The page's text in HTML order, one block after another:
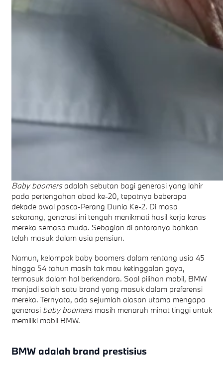
Baby boomersadalah sebutan bagi generasi yang lahir
pada pertengahan abad ke-20, tepatnya beberapa
dekade awal pasca-Perang Dunia Ke-2. Di masa
sekarang, generasi ini tengah menikmati hasil kerja keras
mereka semasa muda. Sebagian di antaranya bahkan
telah masuk dalam usia pensiun.
Namun, kelompok baby boomers dalam rentang usia 45
hingga 54 tahun masih tak mau ketinggalan gaya,
termasuk dalam hal berkendara. Soal pilihan mobil, BMW
menjadi salah satu brand yang masuk dalam preferensi
mereka. Ternyata, ada sejumlah alasan utama mengapa
generasi baby boomersmasih menaruh minat tinggi untuk
memiliki mobil BMW.
BMW adalah brand prestisius